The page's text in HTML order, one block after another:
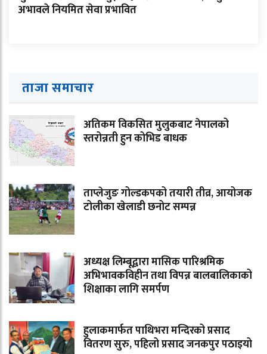
अभावले नियमित सेवा प्रभावित
ताजा समाचार
अतिकम विकसित मुलुकबाट नेपालको
स्तरोन्नती हुन कोभिड बाधक
ताप्लेजुङ गोल्डकपको तयारी तीव्र, आयोजक
टोलीका खेलाडी छनोट सम्पन्न
अध्यक्ष लिम्बूद्वारा मासिक पारिश्रमिक
अभिभावकविहीन तथा विपन्न बालबालिकाको
शिक्षाका लागि समर्पण
हुलाकमार्फत पाथिभरा मन्दिरको प्रसाद
वितरण सुरु, पहिलो प्रसाद जनकपुर पठाइयो